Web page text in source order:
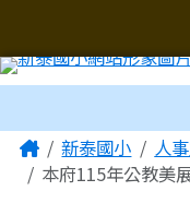
主內容區域
Home新泰國小 人
本府115年公教美
頁尾區域